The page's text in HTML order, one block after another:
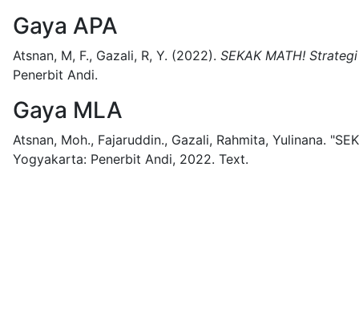
Gaya APA
Atsnan, M, F., Gazali, R, Y. (2022). SEKAK MATH!
Penerbit Andi.
Gaya MLA
Atsnan, Moh., Fajaruddin., Gazali, Rahmita, Yulinana.
Yogyakarta: Penerbit Andi, 2022. Text.